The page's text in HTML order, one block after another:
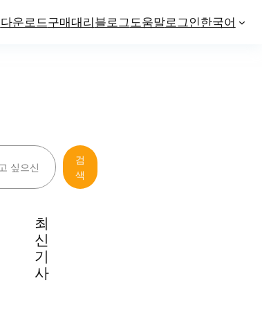
다운로드구매대리블로그 도움말로그인한국어
검
색
최
신
기
사